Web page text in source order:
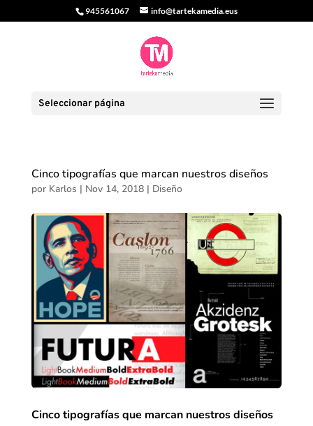
945561067 info@tartekamedia.eus
Seleccionar página
Cinco tipografías que marcan nuestros diseños
por Karlos | Nov 14, 2018| Diseño
Cinco tipografías que marcan nuestros diseños